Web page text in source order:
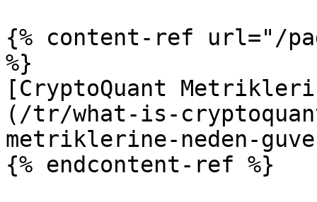
{% content-ref url="/
%}
[CryptoQuant
(/tr/what-is-
metriklerine-neden-
{% endcontent-ref %}